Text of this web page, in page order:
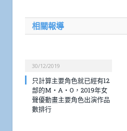
相關報導
30/12/2019
只計算主要角色就已經有12
部的M・A・O，2019年女
聲優動畫主要角色出演作品
數排行